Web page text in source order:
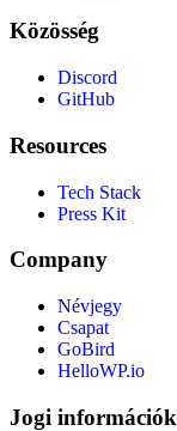
Közösség
Discord
GitHub
Resources
Tech Stack
Press Kit
Company
Névjegy
Csapat
GoBird
HelloWP.io
Jogi információk